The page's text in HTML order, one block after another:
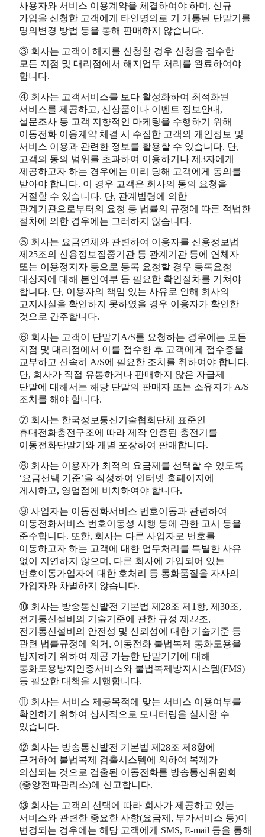
사용자와 서비스 이용계약을 체결하여야 하며, 신규
가입을 신청한 고객에게 타인명의로 기 개통된 단말기를
명의변경 방법 등을 통해 판매하지 않습니다.
③ 회사는 고객이 해지를 신청할 경우 신청을 접수한
모든 지점 및 대리점에서 해지업무 처리를 완료하여야
합니다.
④ 회사는 고객서비스를 보다 활성화하여 최적화된
서비스를 제공하고, 신상품이나 이벤트 정보안내,
설문조사 등 고객 지향적인 마케팅을 수행하기 위해
이동전화 이용계약 체결 시 수집한 고객의 개인정보 및
서비스 이용과 관련한 정보를 활용할 수 있습니다. 단,
고객의 동의 범위를 초과하여 이용하거나 제3자에게
제공하고자 하는 경우에는 미리 당해 고객에게 동의를
받아야 합니다. 이 경우 고객은 회사의 동의 요청을
거절할 수 있습니다. 단, 관계법령에 의한
관계기관으로부터의 요청 등 법률의 규정에 따른 적법한
절차에 의한 경우에는 그러하지 않습니다.
⑤ 회사는 요금연체와 관련하여 이용자를 신용정보법
제25조의 신용정보집중기관 등 관계기관 등에 연체자
또는 이용정지자 등으로 등록 요청할 경우 등록요청
대상자에 대해 본인여부 등 필요한 확인절차를 거쳐야
합니다. 단, 이용자의 책임 있는 사유로 인해 회사의
고지사실을 확인하지 못하였을 경우 이용자가 확인한
것으로 간주합니다.
⑥ 회사는 고객이 단말기A/S를 요청하는 경우에는 모든
지점 및 대리점에서 이를 접수한 후 고객에게 접수증을
교부하고 신속히 A/S에 필요한 조치를 취하여야 합니다.
단, 회사가 직접 유통하거나 판매하지 않은 자급제
단말에 대해서는 해당 단말의 판매자 또는 소유자가 A/S
조치를 해야 합니다.
⑦ 회사는 한국정보통신기술협회단체 표준인
휴대전화충전구조에 따라 제작 인증된 충전기를
이동전화단말기와 개별 포장하여 판매합니다.
⑧ 회사는 이용자가 최적의 요금제를 선택할 수 있도록
‘요금선택 기준’을 작성하여 인터넷 홈페이지에
게시하고, 영업점에 비치하여야 합니다.
⑨ 사업자는 이동전화서비스 번호이동과 관련하여
이동전화서비스 번호이동성 시행 등에 관한 고시 등을
준수합니다. 또한, 회사는 다른 사업자로 번호를
이동하고자 하는 고객에 대한 업무처리를 특별한 사유
없이 지연하지 않으며, 다른 회사에 가입되어 있는
번호이동가입자에 대한 호처리 등 통화품질을 자사의
가입자와 차별하지 않습니다.
⑩ 회사는 방송통신발전 기본법 제28조 제1항, 제30조,
전기통신설비의 기술기준에 관한 규정 제22조,
전기통신설비의 안전성 및 신뢰성에 대한 기술기준 등
관련 법률규정에 의거, 이동전화 불법복제 통화도용을
방지하기 위하여 제공 가능한 단말기기에 대해
통화도용방지인증서비스와 불법복제방지시스템(FMS)
등 필요한 대책을 시행합니다.
⑪ 회사는 서비스 제공목적에 맞는 서비스 이용여부를
확인하기 위하여 상시적으로 모니터링을 실시할 수
있습니다.
⑫ 회사는 방송통신발전 기본법 제28조 제8항에
근거하여 불법복제 검출시스템에 의하여 복제가
의심되는 것으로 검출된 이동전화를 방송통신위원회
(중앙전파관리소)에 신고합니다.
⑬ 회사는 고객의 선택에 따라 회사가 제공하고 있는
서비스와 관련한 중요한 사항(요금제, 부가서비스 등)이
변경되는 경우에는 해당 고객에게 SMS, E-mail 등을 통해